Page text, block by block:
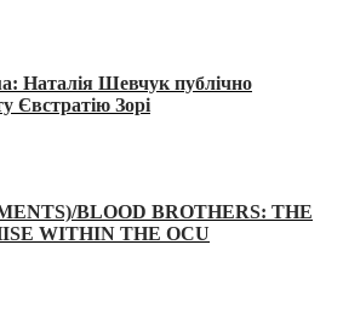
Наталія Шевчук публічно
Євстратію Зорі
BLOOD BROTHERS: THE
WITHIN THE OCU